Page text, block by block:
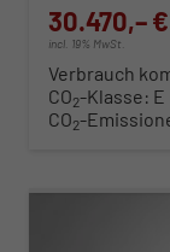
30.470,– €
incl. 19% MwSt.
Verbrauch
CO2-Klasse: E
CO2-